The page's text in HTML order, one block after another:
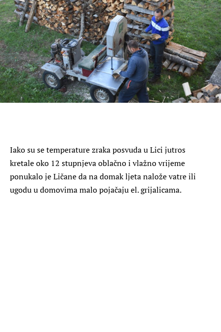
Iako su se temperature zraka posvuda u Lici jutros
kretale oko 12 stupnjeva oblačno i vlažno vrijeme
ponukalo je Ličane da na domak ljeta nalože vatre ili
ugodu u domovima malo pojačaju el. grijalicama.